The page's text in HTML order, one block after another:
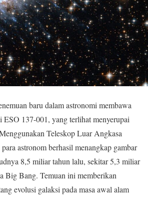
baru dalam astronomi membawa
ESO 137-001, yang terlihat menyerupai
Teleskop Luar Angkasa
astronom berhasil menangkap gambar
8,5 miliar tahun lalu, sekitar 5,3 miliar
Big Bang. Temuan ini memberikan
evolusi galaksi pada masa awal alam